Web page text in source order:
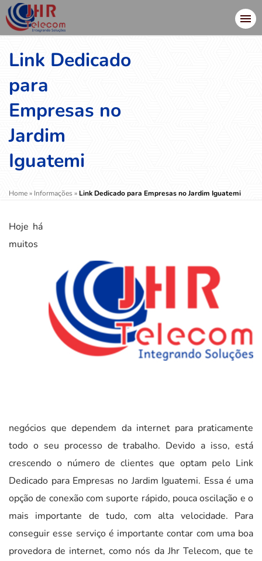
Link Dedicado
para
Empresas no
Jardim
Iguatemi
Home» Informações»Link Dedicado para Empresas no Jardim Iguatemi
Hoje há
muitos
negócios que dependem da internet para praticamente
todo o seu processo de trabalho. Devido a isso, está
crescendo o número de clientes que optam pelo Link
Dedicado para Empresas no Jardim Iguatemi. Essa é uma
opção de conexão com suporte rápido, pouca oscilação e o
mais importante de tudo, com alta velocidade. Para
conseguir esse serviço é importante contar com uma boa
provedora de internet, como nós da Jhr Telecom, que te